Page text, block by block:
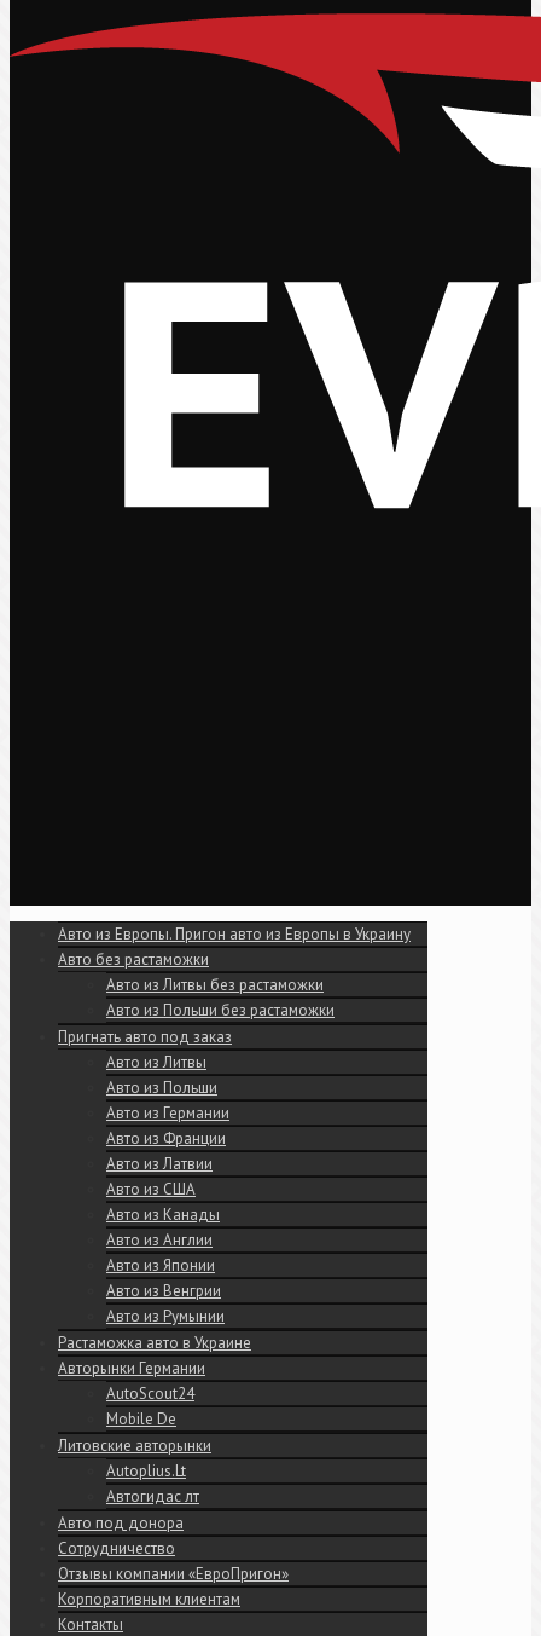
Авто из Европы. Пригон авто из Европы в Украину
Авто без растаможки
Авто из Литвы без растаможки
Авто из Польши без растаможки
Пригнать авто под заказ
Авто из Литвы
Авто из Польши
Авто из Германии
Авто из Франции
Авто из Латвии
Авто из США
Авто из Канады
Авто из Англии
Авто из Японии
Авто из Венгрии
Авто из Румынии
Растаможка авто в Украине
Авторынки Германии
AutoScout24
Mobile De
Литовские авторынки
Autoplius.Lt
Автогидас лт
Авто под донора
Сотрудничество
Отзывы компании «ЕвроПригон»
Корпоративным клиентам
Контакты